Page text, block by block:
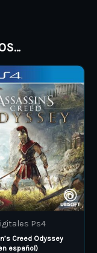
Ps4
Creed Odyssey
español)
Price
ARS
through
ARS